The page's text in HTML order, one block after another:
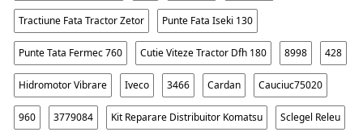
Tractiune Fata Tractor Zetor Punte Fata Iseki 130
Punte Tata Fermec 760 Cutie Viteze Tractor Dfh 180 8998 428
Hidromotor Vibrare Iveco 3466 Cardan Cauciuc75020
960 3779084 Kit Reparare Distribuitor Komatsu Sclegel Releu